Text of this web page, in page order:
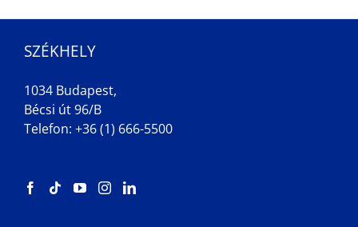
SZÉKHELY
1034 Budapest,
Bécsi út 96/B
Telefon: +36 (1) 666-5500